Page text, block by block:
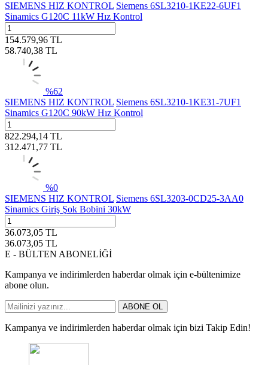
SIEMENS HIZ KONTROL Siemens 6SL3210-1KE22-6UF1
Sinamics G120C 11kW Hız Kontrol
154.579,96 TL
58.740,38 TL
%62
SIEMENS HIZ KONTROL Siemens 6SL3210-1KE31-7UF1
Sinamics G120C 90kW Hız Kontrol
822.294,14 TL
312.471,77 TL
%0
SIEMENS HIZ KONTROL Siemens 6SL3203-0CD25-3AA0
Sinamics Giriş Şok Bobini 30kW
36.073,05 TL
36.073,05 TL
E - BÜLTEN ABONELİĞİ
Kampanya ve indirimlerden haberdar olmak için e-bültenimize
abone olun.
ABONE OL
Kampanya ve indirimlerden haberdar olmak için bizi Takip Edin!